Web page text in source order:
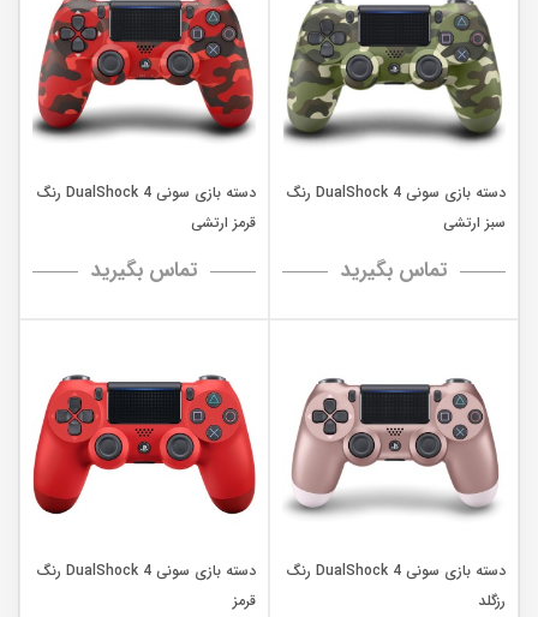
دسته بازی سونی DualShock 4 رنگ
سبز ارتشی
تماس بگیرید
دسته بازی سونی DualShock 4 رنگ
قرمز ارتشی
تماس بگیرید
دسته بازی سونی DualShock 4 رنگ
رزگلد
دسته بازی سونی DualShock 4 رنگ
قرمز